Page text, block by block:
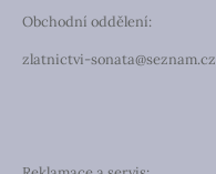
Obchodní oddělení:
zlatnictvi-sonata@seznam.cz